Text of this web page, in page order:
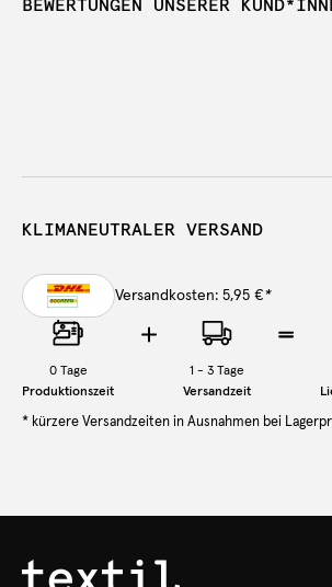
BEWERTUNGEN UNSERER
KLIMANEUTRALER VERSAND
Versandkosten: 5,95 €*
0Tage
Produktionszeit
1 - 3 Tage
Versandzeit
* kürzere Versandzeiten in Ausnahmen bei